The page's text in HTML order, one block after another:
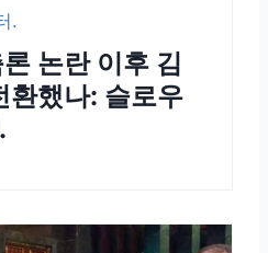
.
논란 이후 김
환했나: 슬로우